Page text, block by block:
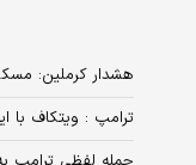
هشدار کرملین:
ترامپ : ویتکاف با